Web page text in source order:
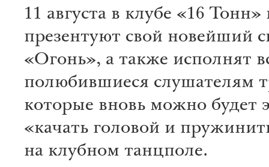
11 августа в клубе «16
презентуют свой новейший
«Огонь», а также исполнят
полюбившиеся слушателям
которые вновь можно будет
«качать головой и
на клубном танцполе.